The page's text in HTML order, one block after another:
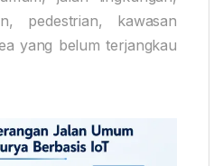
pedestrian, kawasan
yang belum terjangkau